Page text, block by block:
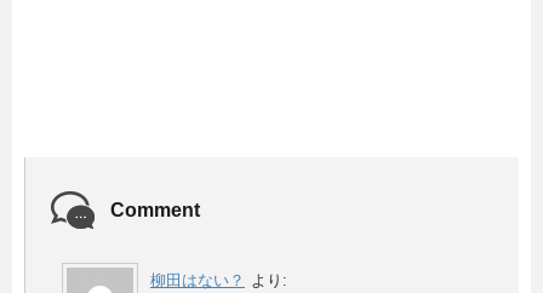
Comment
柳田はない？ より: